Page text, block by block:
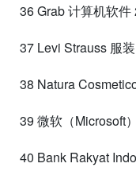
36 Grab 计算机软件
37 Levi Strauss 服
38 Natura
39 微软（Microsoft
40 Bank Rakyat